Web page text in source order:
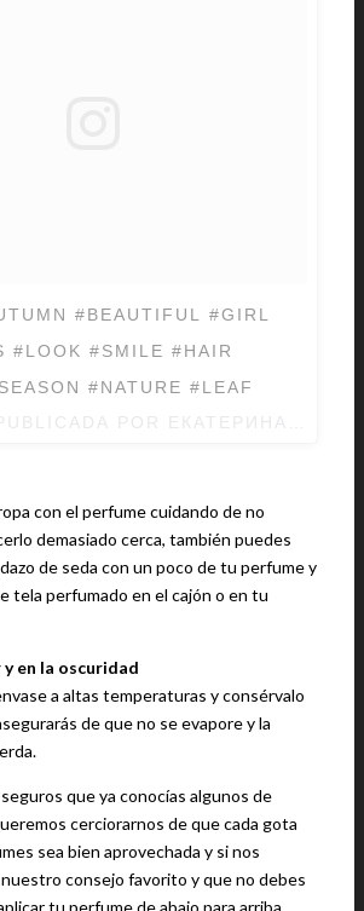
#BEAUTIFUL #GIRL
#LOOK #SMILE #HAIR
#NATURE #LEAF
con el perfume cuidando de no
demasiado cerca, también puedes
de seda con un poco de tu perfume y
tela perfumado en el cajón o en tu
en la oscuridad
a altas temperaturas y consérvalo
de que no se evapore y la
que ya conocías algunos de
cerciorarnos de que cada gota
sea bien aprovechada y si nos
consejo favorito y que no debes
tu perfume de abajo para arriba.